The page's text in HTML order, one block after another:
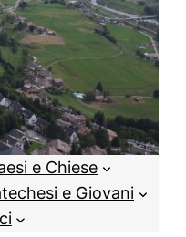
e Chiese
e Giovani